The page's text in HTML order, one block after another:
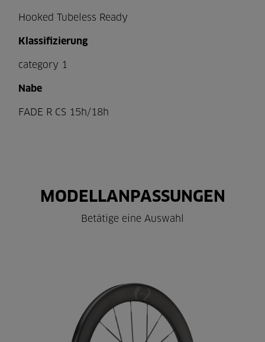
Hooked Tubeless Ready
Klassifizierung
category 1
Nabe
FADE R CS 15h/18h
MODELLANPASSUNGEN
Betätige eine Auswahl